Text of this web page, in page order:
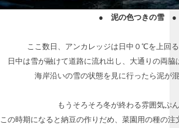
● 泥の色つきの雪 ●
ここ数日、アンカレッジは日中０℃を上回
日中は雪が融けて道路に流れ出し、大通りの両
海岸沿いの雪の状態を見に行ったら泥が
もうそろそろ冬が終わる雰囲気ぷ
この時期になると納豆の作りだめ、菜園用の種の